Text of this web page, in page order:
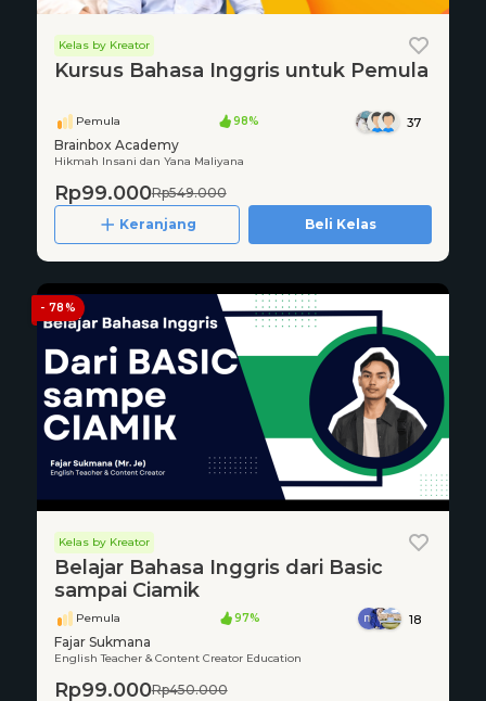
Kelas by Kreator
Kursus Bahasa Inggris untuk Pemula
Pemula 98% 37
Brainbox Academy
Hikmah Insani dan Yana Maliyana
Rp99.000Rp549.000
Keranjang
Beli Kelas
- 78%
Kelas by Kreator
Belajar Bahasa Inggris dari Basic
sampai Ciamik
Pemula 97% 18
Fajar Sukmana
English Teacher & Content Creator Education
Rp99.000Rp450.000